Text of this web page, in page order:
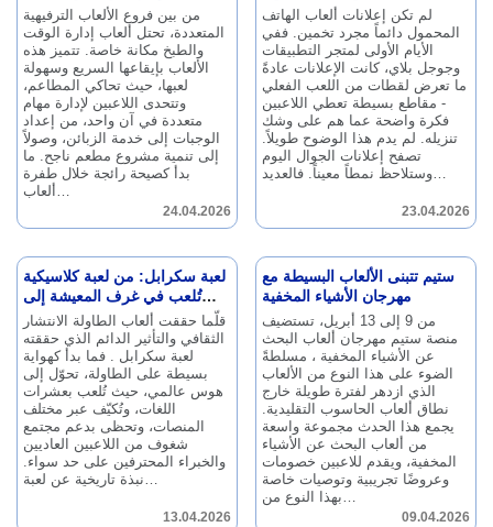
من بين فروع الألعاب الترفيهية
المتعددة، تحتل ألعاب إدارة الوقت
والطبخ مكانة خاصة. تتميز هذه
الألعاب بإيقاعها السريع وسهولة
لعبها، حيث تحاكي المطاعم،
وتتحدى اللاعبين لإدارة مهام
متعددة في آن واحد، من إعداد
الوجبات إلى خدمة الزبائن، وصولاً
إلى تنمية مشروع مطعم ناجح. ما
بدأ كصيحة رائجة خلال طفرة
ألعاب…
24.04.2026
لم تكن إعلانات ألعاب الهاتف
المحمول دائماً مجرد تخمين. ففي
الأيام الأولى لمتجر التطبيقات
وجوجل بلاي، كانت الإعلانات عادةً
ما تعرض لقطات من اللعب الفعلي
- مقاطع بسيطة تعطي اللاعبين
فكرة واضحة عما هم على وشك
تنزيله. لم يدم هذا الوضوح طويلاً.
تصفح إعلانات الجوال اليوم
وستلاحظ نمطاً معيناً.فالعديد…
23.04.2026
لعبة سكرابل: من لعبة كلاسيكية
تُلعب في غرف المعيشة إلى
ظاهرة عالمية
قلّما حققت ألعاب الطاولة الانتشار
الثقافي والتأثير الدائم الذي حققته
لعبة سكرابل . فما بدأ كهواية
بسيطة على الطاولة، تحوّل إلى
هوس عالمي، حيث تُلعب بعشرات
اللغات، وتُكيّف عبر مختلف
المنصات، وتحظى بدعم مجتمع
شغوف من اللاعبين العاديين
والخبراء المحترفين على حد سواء.
نبذة تاريخية عن لعبة…
13.04.2026
ستيم تتبنى الألعاب البسيطة مع
مهرجان الأشياء المخفية
من 9 إلى 13 أبريل، تستضيف
منصة ستيم مهرجان ألعاب البحث
عن الأشياء المخفية ، مسلطةً
الضوء على هذا النوع من الألعاب
الذي ازدهر لفترة طويلة خارج
نطاق ألعاب الحاسوب التقليدية.
يجمع هذا الحدث مجموعة واسعة
من ألعاب البحث عن الأشياء
المخفية، ويقدم للاعبين خصومات
وعروضًا تجريبية وتوصيات خاصة
بهذا النوع من…
09.04.2026